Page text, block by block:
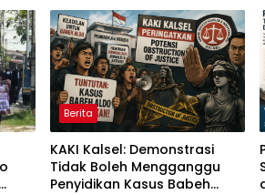
Berita
KAKI Kalsel: Demonstrasi
Tidak Boleh Mengganggu
Penyidikan Kasus Babeh